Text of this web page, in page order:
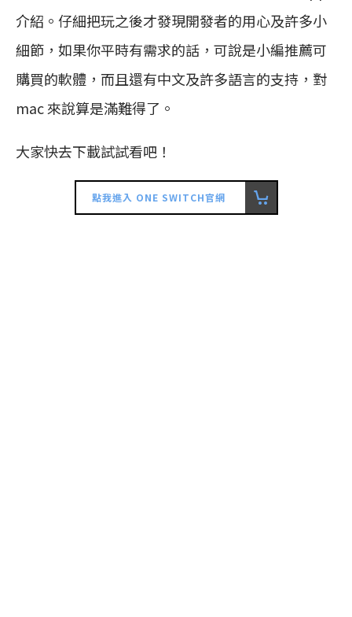
介紹。仔細把玩之後才發現開發者的用心及許多小
細節，如果你平時有需求的話，可說是小編推薦可
購買的軟體，而且還有中文及許多語言的支持，對
mac 來說算是滿難得了。
大家快去下載試試看吧！
點我進入 ONE SWITCH官網